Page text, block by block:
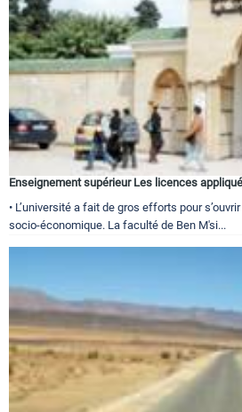
Enseignement supérieur Les licences
• L’université a fait de gros efforts pour
socio-économique. La faculté de Ben M'si...